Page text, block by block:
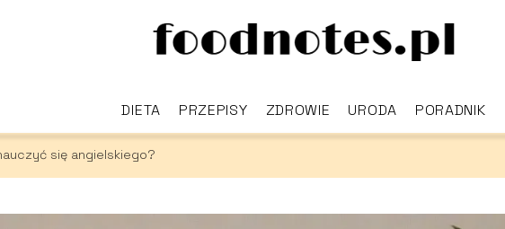
DIETA PRZEPISY ZDROWIE URODA PORADNIK
się angielskiego?